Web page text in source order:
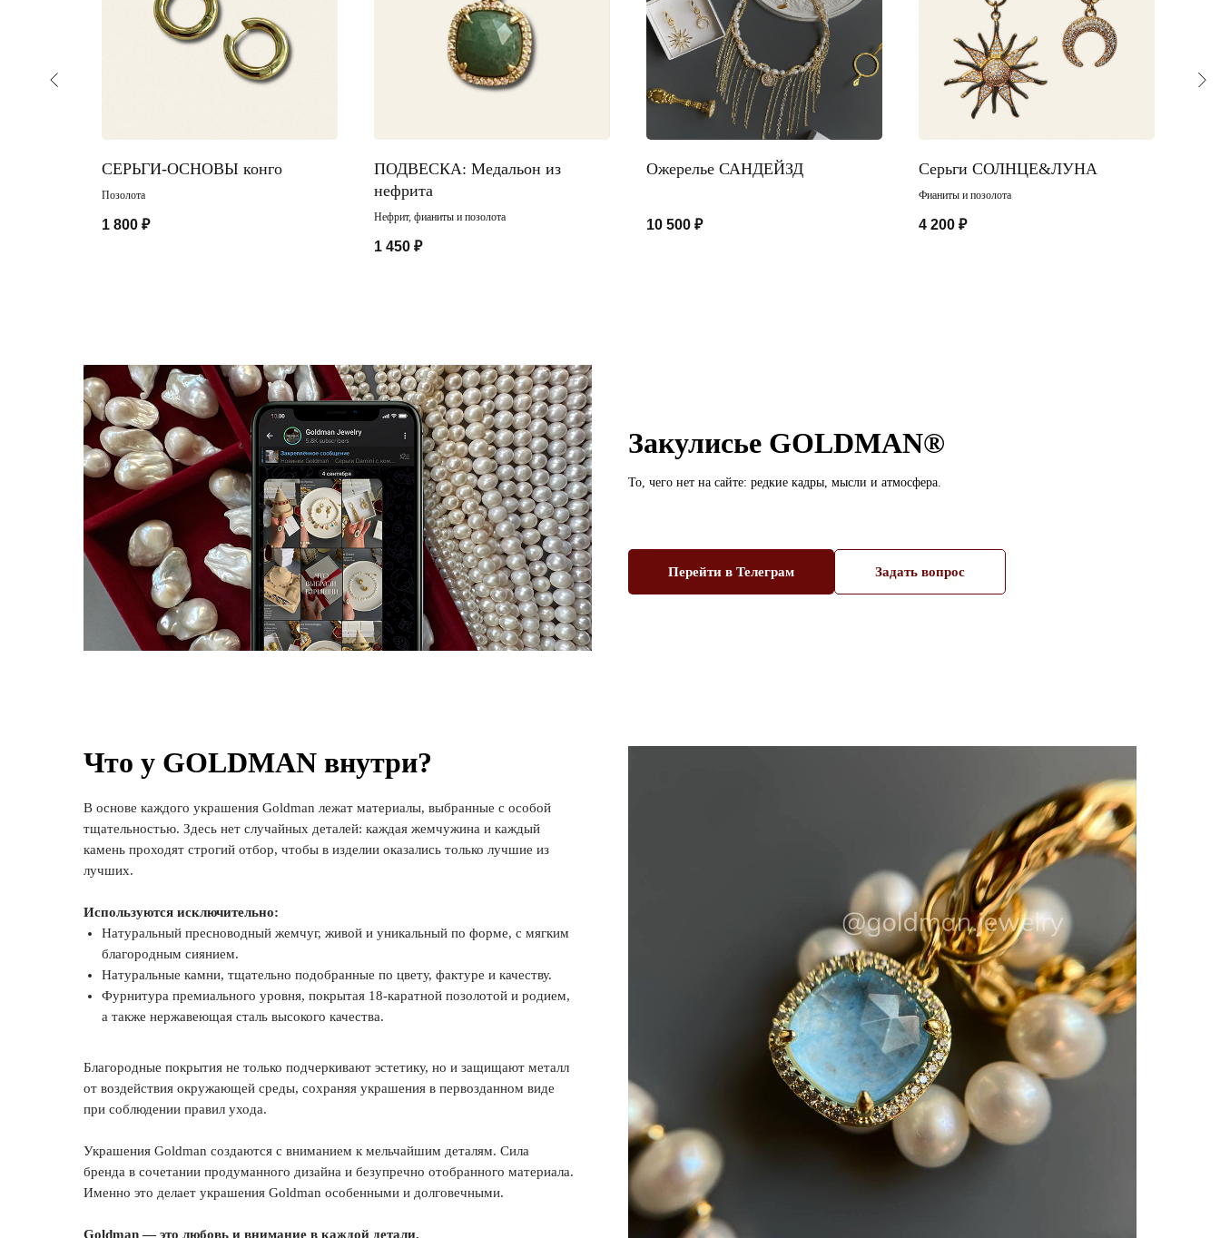
СЕРЬГИ-ОСНОВЫ конго
Позолота
1 800 ₽
ПОДВЕСКА: Медальон из
нефрита
Нефрит, фианиты и позолота
1 450 ₽
Ожерелье САНДЕЙЗД
10 500 ₽
Серьги СОЛНЦЕ&ЛУНА
Фианиты и позолота
4 200 ₽
Закулисье GOLDMAN®
То, чего нет на сайте: редкие кадры, мысли и атмосфера.
Перейти в Телеграм Задать вопрос
Что у GOLDMAN внутри?
В основе каждого украшения Goldman лежат материалы, выбранные с особой
тщательностью. Здесь нет случайных деталей: каждая жемчужина и каждый
камень проходят строгий отбор, чтобы в изделии оказались только лучшие из
лучших.
Используются исключительно:
Натуральный пресноводный жемчуг, живой и уникальный по форме, с мягким
благородным сиянием.
Натуральные камни, тщательно подобранные по цвету, фактуре и качеству.
Фурнитура премиального уровня, покрытая 18-каратной позолотой и родием,
а также нержавеющая сталь высокого качества.
Благородные покрытия не только подчеркивают эстетику, но и защищают металл
от воздействия окружающей среды, сохраняя украшения в первозданном виде
при соблюдении правил ухода.
Украшения Goldman создаются с вниманием к мельчайшим деталям. Сила
бренда в сочетании продуманного дизайна и безупречно отобранного материала.
Именно это делает украшения Goldman особенными и долговечными.
Goldman — это любовь и внимание в каждой детали.